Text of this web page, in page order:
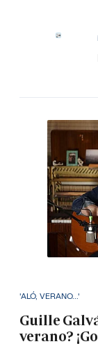
'ALÓ, VERANO...'
Guille
verano?